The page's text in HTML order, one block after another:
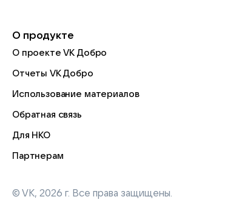
О продукте
О проекте VK Добро
Отчеты VK Добро
Использование материалов
Обратная связь
Для НКО
Партнерам
© VK, 2026 г. Все права защищены.